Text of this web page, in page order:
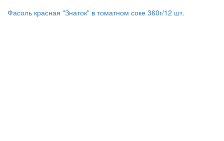
Фасоль красная "Знаток" в томатном соке 360г/12 шт.